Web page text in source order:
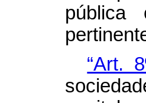
pública
“Art.